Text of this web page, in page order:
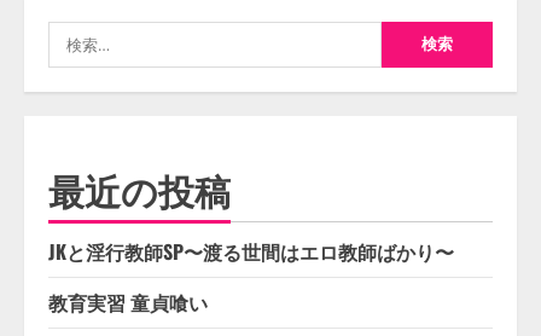
索:
最近の投稿
JKと淫行教師SP〜渡る世間はエロ教師ばかり〜
教育実習 童貞喰い